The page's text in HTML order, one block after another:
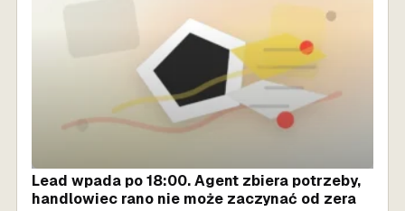
Lead wpada po 18:00. Agent zbiera potrzeby,
handlowiec rano nie może zaczynać od zera